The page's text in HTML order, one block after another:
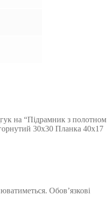
на “Підрамник з полотном
30х30 Планка 40х17
Обов’язкові